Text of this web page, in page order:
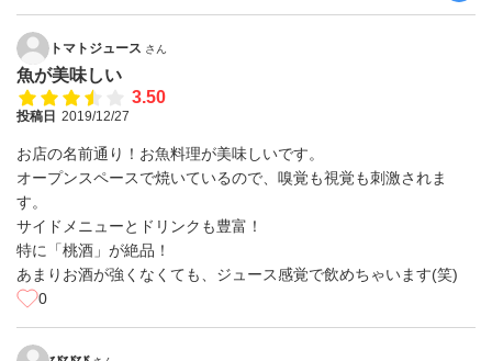
トマトジュース さん
魚が美味しい
3.50
投稿日 2019/12/27
お店の名前通り！お魚料理が美味しいです。
オープンスペースで焼いているので、嗅覚も視覚も刺激されま
す。
サイドメニューとドリンクも豊富！
特に「桃酒」が絶品！
あまりお酒が強くなくても、ジュース感覚で飲めちゃいます(笑)
0